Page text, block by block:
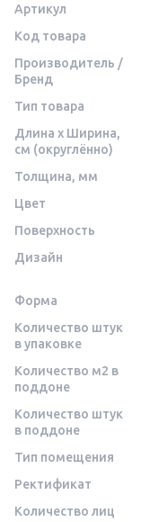
Артикул
Код товара
Производитель /
Бренд
Тип товара
Длина x Ширина,
см (округлённо)
Толщина, мм
Цвет
Поверхность
Дизайн
Форма
Количество штук
в упаковке
Количество м2 в
поддоне
Количество штук
в поддоне
Тип помещения
Ректификат
Количество лиц